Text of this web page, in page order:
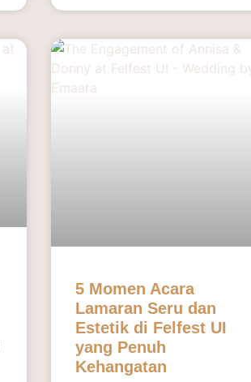
5 Momen Acara
Lamaran Seru dan
Estetik di Felfest UI
yang Penuh
Kehangatan